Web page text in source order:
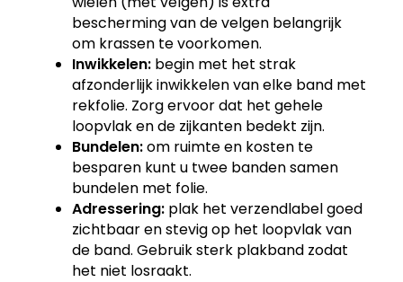
bescherming van de velgen belangrijk
om krassen te voorkomen.
Inwikkelen: begin met het strak
afzonderlijk inwikkelen van elke band met
rekfolie. Zorg ervoor dat het gehele
loopvlak en de zijkanten bedekt zijn.
Bundelen:om ruimte en kosten te
besparen kunt u twee banden samen
bundelen met folie.
Adressering: plak het verzendlabel goed
zichtbaar en stevig op het loopvlak van
de band. Gebruik sterk plakband zodat
het niet losraakt.